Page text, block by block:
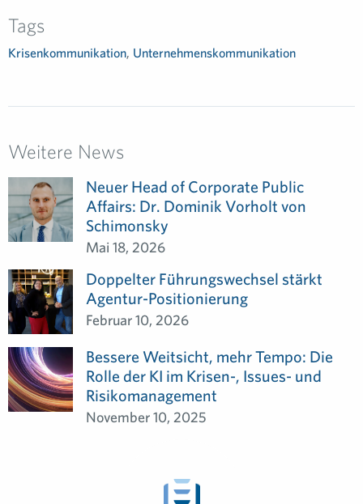
Tags
Krisenkommunikation, Unternehmenskommunikation
Weitere News
Neuer Head of Corporate Public
Affairs: Dr. Dominik Vorholt von
Schimonsky
Mai 18, 2026
Doppelter Führungswechsel stärkt
Agentur-Positionierung
Februar 10, 2026
Bessere Weitsicht, mehr Tempo: Die
Rolle der KI im Krisen-, Issues- und
Risikomanagement
November 10, 2025